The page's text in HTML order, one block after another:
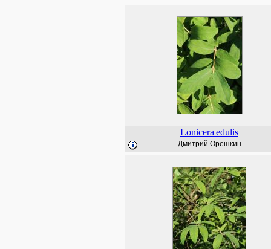
Lonicera edulis
Дмитрий Орешкин